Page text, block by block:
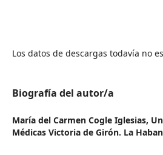
Los datos de descargas todavía no
Biografía del autor/a
María del Carmen Cogle Iglesias,
Médicas Victoria de Girón. La